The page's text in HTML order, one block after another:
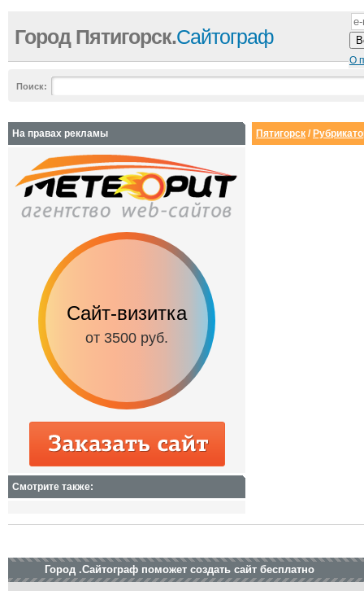
О
Город Пятигорск.Сайтограф
Поиск:
Пятигорск /
На правах рекламы
Сайт-визитка
от 3500 руб.
Смотрите также:
Город .Сайтограф поможет создать сайт бесплатно